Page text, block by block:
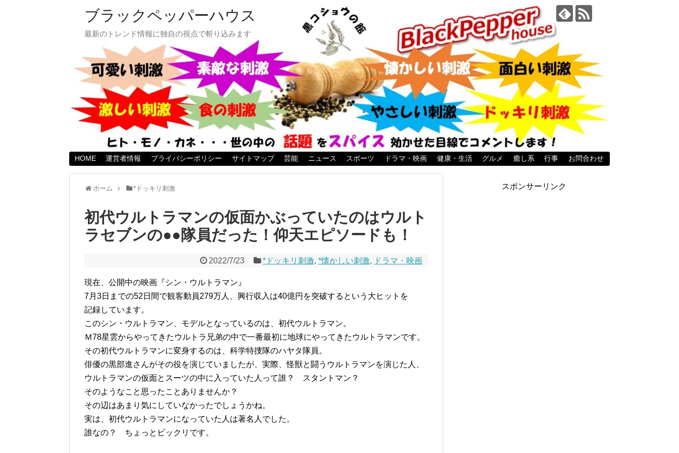
ブラックペッパーハウス
最新のトレンド情報に独自の視点で斬り込みます
HOME 運営者情報 プライバシーポリシー サイトマップ 芸能 ニュース スポーツ ドラマ・映画 健康・生活 グルメ 癒し系 行事 お問合わせ
ホーム *ドッキリ刺激
初代ウルトラマンの仮面かぶっていたのはウルト
ラセブンの●●隊員だった！仰天エピソードも！
2022/7/23 *ドッキリ刺激, *懐かしい刺激, ドラマ・映画
現在、公開中の映画『シン・ウルトラマン』
7月3日までの52日間で観客動員279万人、興行収入は40億円を突破するという大ヒットを
記録しています。
このシン・ウルトラマン、モデルとなっているのは、初代ウルトラマン。
Ｍ78星雲からやってきたウルトラ兄弟の中で一番最初に地球にやってきたウルトラマンです。
その初代ウルトラマンに変身するのは、科学特捜隊のハヤタ隊員。
俳優の黒部進さんがその役を演じていましたが、実際、怪獣と闘うウルトラマンを演じた人、
ウルトラマンの仮面とスーツの中に入っていた人って誰？ スタントマン？
そのようなこと思ったことありませんか？
その辺はあまり気にしていなかったでしょうかね。
実は、初代ウルトラマンになっていた人は著名人でした。
誰なの？ ちょっとビックリです。
スポンサーリンク